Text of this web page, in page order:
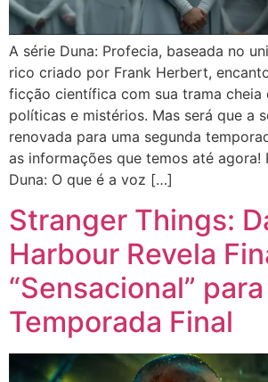
A série Duna: Profecia, baseada no
rico criado por Frank Herbert,
ficção científica com sua trama cheia
políticas e mistérios. Mas será que a
renovada para uma segunda
as informações que temos até agora!
Duna: O que é a voz […]
Stranger Things:
Harbour Revela
“Sensacional” para
Temporada Final